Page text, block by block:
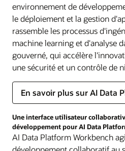
environnement de
le déploiement et la gestion
rassemble les processus
machine learning et d'analyse
gouverné, qui accélère
une sécurité et un contrôle de
En savoir plus sur AI Data
Une interface utilisateur
développement pour AI Data
AI Data Platform Workbench